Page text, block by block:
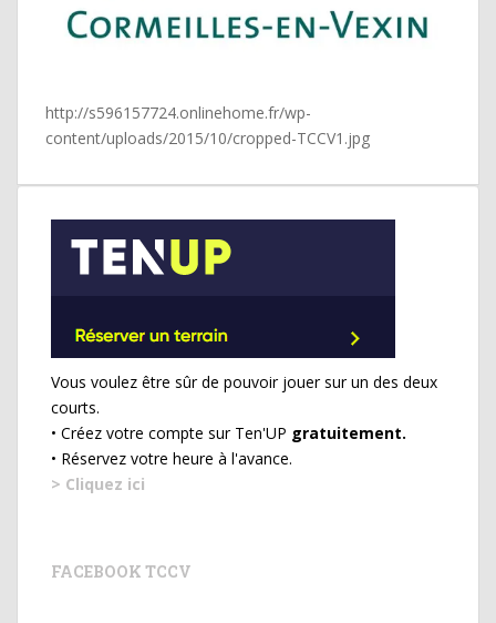
http://s596157724.onlinehome.fr/wp-
content/uploads/2015/10/cropped-TCCV1.jpg
Vous voulez être sûr de pouvoir jouer sur un des deux
courts.
• Créez votre compte sur Ten'UP gratuitement.
• Réservez votre heure à l'avance.
> Cliquez ici
FACEBOOK TCCV